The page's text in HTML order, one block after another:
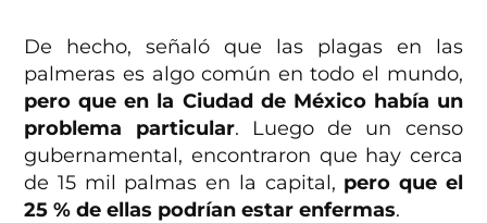
De hecho, señaló que las plagas en las
palmeras es algo común en todo el mundo,
pero que en la Ciudad de México había un
problema particular. Luego de un censo
gubernamental, encontraron que hay cerca
de 15 mil palmas en la capital, pero que el
25 % de ellas podrían estar enfermas.